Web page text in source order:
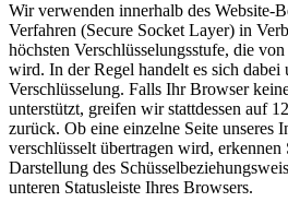
Wir verwenden innerhalb des Website-
Verfahren (Secure Socket Layer) in
höchsten Verschlüsselungsstufe, die
wird. In der Regel handelt es sich dabei
Verschlüsselung. Falls Ihr Browser
unterstützt, greifen wir stattdessen auf
zurück. Ob eine einzelne Seite unseres
verschlüsselt übertragen wird, erkennen
Darstellung des
unteren Statusleiste Ihres Browsers.